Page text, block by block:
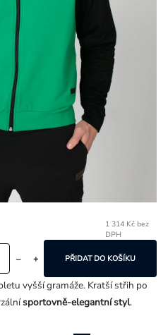
1 314 Kč bez
DPH
PŘIDAT DO KOŠÍKU
vyšší gramáže. Kratší střih po
sportovně-elegantní styl.